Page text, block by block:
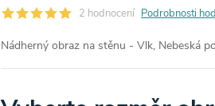
2 hodnocení Podrobnosti
Nádherný obraz na stěnu - Vlk, Nebeská